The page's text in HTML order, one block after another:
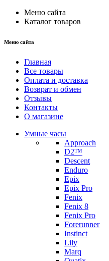
Меню сайта
Каталог товаров
Меню сайта
Главная
Все товары
Оплата и доставка
Возврат и обмен
Отзывы
Контакты
О магазине
Умные часы
Approach
D2™
Descent
Enduro
Epix
Epix Pro
Fenix
Fenix 8
Fenix Pro
Forerunner
Instinct
Lily
Marq